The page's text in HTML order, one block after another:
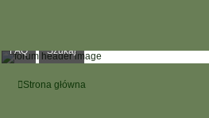
FAQ Szukaj
Strona główna